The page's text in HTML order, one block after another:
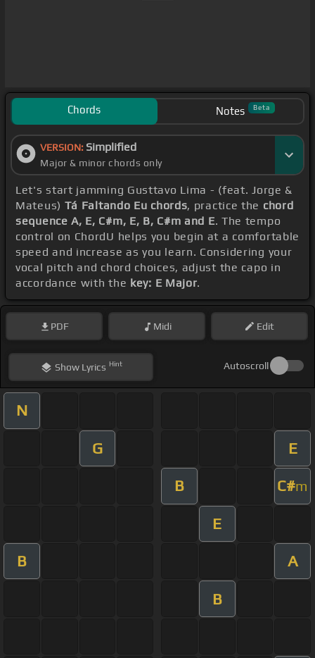
Chords Notes Beta
VERSION: Simplified
Major & minor chords only
Let's start jamming Gusttavo Lima - (feat. Jorge &
Mateus) Tá Faltando Eu chords, practice the chord
sequence A, E, C#m, E, B, C#m and E. The tempo
control on ChordU helps you begin at a comfortable
speed and increase as you learn. Considering your
vocal pitch and chord choices, adjust the capo in
accordance with the key: E Major.
PDF Midi Edit
ShowLyrics Hint Autoscroll
N
G E
B C#m
E
B A
B